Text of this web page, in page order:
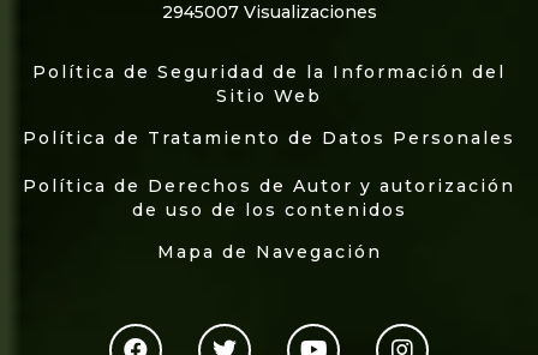
2945007 Visualizaciones
Política de Seguridad de la Información del
Sitio Web
Política de Tratamiento de Datos Personales
Política de Derechos de Autor y autorización
de uso de los contenidos
Mapa de Navegación